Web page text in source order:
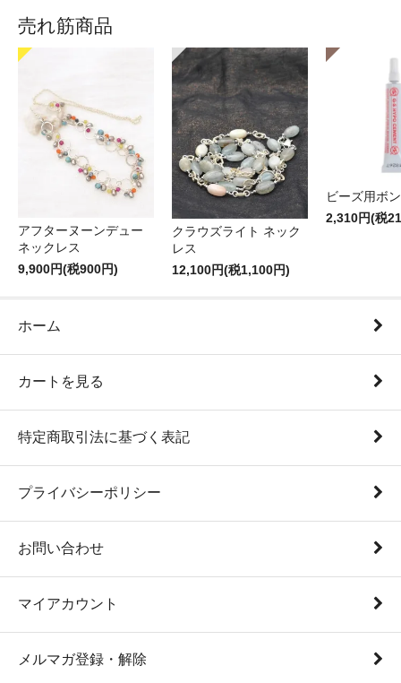
売れ筋商品
アフターヌーンデュー
ネックレス
9,900円(税900円)
クラウズライト ネック
レス
12,100円(税1,100円)
ビーズ用ボ
2,310円(税
ホーム
カートを見る
特定商取引法に基づく表記
プライバシーポリシー
お問い合わせ
マイアカウント
メルマガ登録・解除